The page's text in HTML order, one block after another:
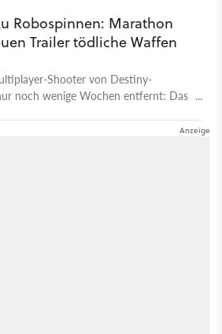
Robospinnen: Marathon
Trailer tödliche Waffen
Shooter von Destiny-
noch wenige Wochen entfernt: Das
wartet« gibt es jetzt nochmal einen